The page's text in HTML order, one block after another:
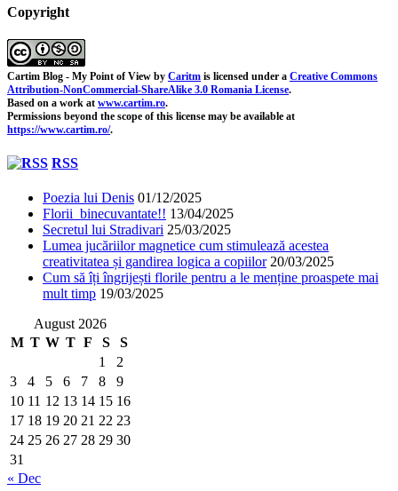
Copyright
Cartim Blog - My Point of View by Caritm is licensed under a Creative Commons
Attribution-NonCommercial-ShareAlike 3.0 Romania License.
Based on a work at www.cartim.ro.
Permissions beyond the scope of this license may be available at
https://www.cartim.ro/.
RSS
Poezia lui Denis 01/12/2025
Florii binecuvantate!! 13/04/2025
Secretul lui Stradivari 25/03/2025
Lumea jucăriilor magnetice cum stimulează acestea
creativitatea și gandirea logica a copiilor 20/03/2025
Cum să îți îngrijești florile pentru a le menține proaspete mai
mult timp 19/03/2025
August 2026
M T W T F S
S
1
2
3
4 5 6 7 8
9
10 11 12 13 14 15 16
17 18 19 20 21 22 23
24 25 26 27 28 29 30
31
« Dec